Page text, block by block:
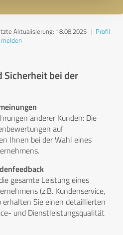
Aktualisierung: 18.08.2025| Profil
melden
Sicherheit bei der
anderer Kunden: Die
auf
Ihnen bei der Wahl eines
gesamte Leistung eines
(z.B. Kundenservice,
erhalten Sie einen detaillierten
und Dienstleistungsqualität